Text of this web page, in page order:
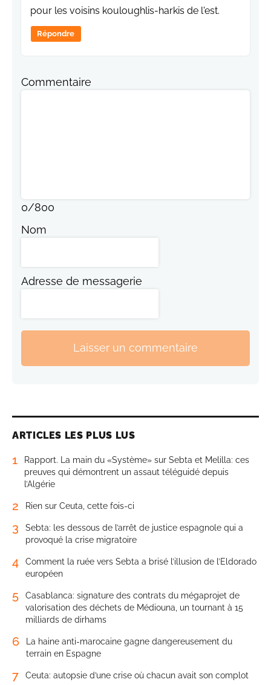
pour les voisins kouloughlis-harkis de l'est.
Répondre
Commentaire
0/800
Nom
Adresse de messagerie
Laisser un commentaire
ARTICLES LES PLUS LUS
1
Rapport. La main du «Système» sur Sebta et Melilla: ces
preuves qui démontrent un assaut téléguidé depuis
l’Algérie
2 Rien sur Ceuta, cette fois-ci
3
Sebta: les dessous de l’arrêt de justice espagnole qui a
provoqué la crise migratoire
4
Comment la ruée vers Sebta a brisé l’illusion de l’Eldorado
européen
5
Casablanca: signature des contrats du mégaprojet de
valorisation des déchets de Médiouna, un tournant à 15
milliards de dirhams
6
La haine anti-marocaine gagne dangereusement du
terrain en Espagne
7 Ceuta: autopsie d’une crise où chacun avait son complot